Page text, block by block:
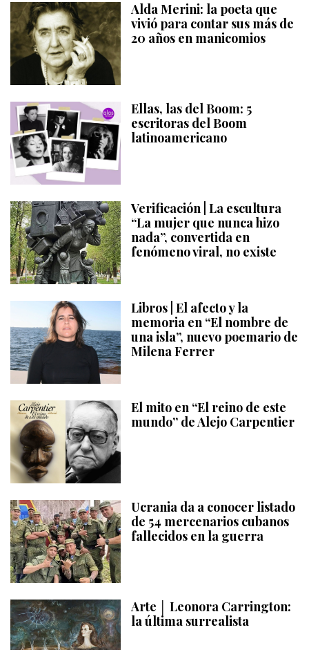
Alda Merini: la poeta que
vivió para contar sus más de
20 años en manicomios
Ellas, las del Boom: 5
escritoras del Boom
latinoamericano
Verificación | La escultura
“La mujer que nunca hizo
nada”, convertida en
fenómeno viral, no existe
Libros | El afecto y la
memoria en “El nombre de
una isla”, nuevo poemario de
Milena Ferrer
El mito en “El reino de este
mundo” de Alejo Carpentier
Ucrania da a conocer listado
de 54 mercenarios cubanos
fallecidos en la guerra
Arte │ Leonora Carrington:
la última surrealista